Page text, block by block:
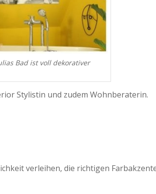
Bad ist voll dekorativer
Stylistin und zudem Wohnberaterin.
verleihen, die richtigen